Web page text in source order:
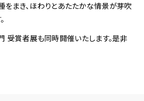
種をまき、ほわりとあたたかな情景が芽吹
受賞者展も同時開催いたします。是非